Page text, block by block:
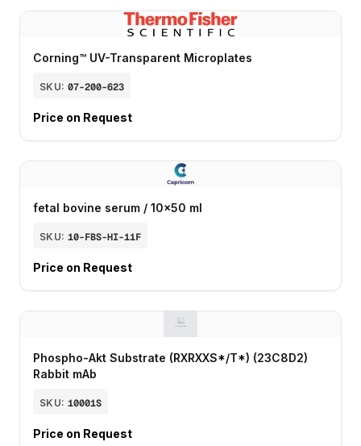
Corning™ UV-Transparent Microplates
SKU: 07-200-623
Price on Request
fetal bovine serum / 10x50 ml
SKU: 10-FBS-HI-11F
Price on Request
Phospho-Akt Substrate (RXRXXS*/T*) (23C8D2)
Rabbit mAb
SKU: 10001S
Price on Request